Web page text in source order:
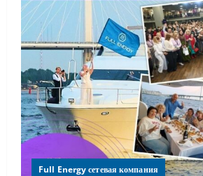
Full Energy сетевая компания